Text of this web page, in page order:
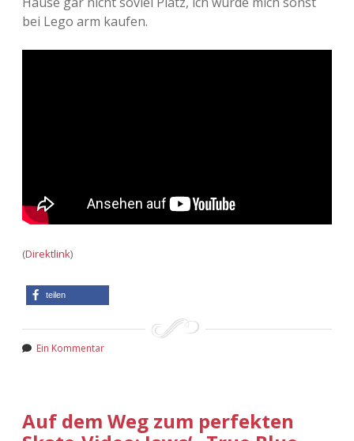
Adventskalender 2013
Adventskalender 2018
Adventskalender 2021
bei Lego arm kaufen.
(Direktlink)
teilen
Ein Kommentar
Auf dem Weg zum perfekten